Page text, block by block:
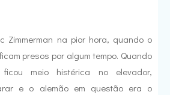
Zimmerman na pior hora, quando o
presos por algum tempo. Quando
meio histérica no elevador,
e o alemão em questão era o